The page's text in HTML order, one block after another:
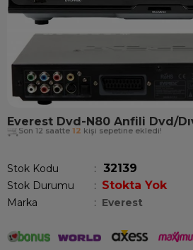
Everest Dvd-N80 Anfili Dvd/
Son 12 saatte 12 kişi sepetine ekledi!
Stok Kodu 32139
Stok Durumu : Stokta Yok
Marka : Everest